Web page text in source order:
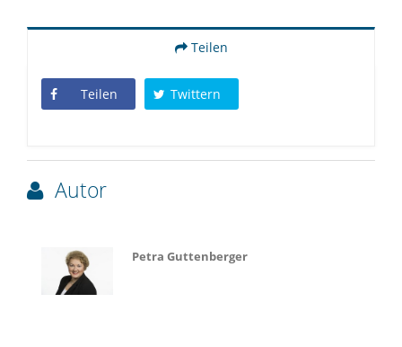
Teilen
Teilen Twittern
Autor
Petra Guttenberger